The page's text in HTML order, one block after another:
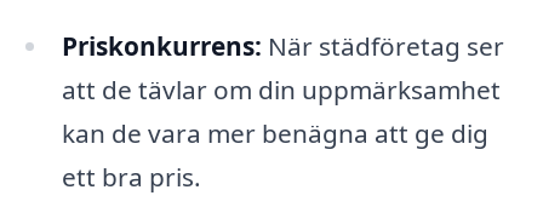
Priskonkurrens: När städföretag ser
att de tävlar om din uppmärksamhet
kan de vara mer benägna att ge dig
ett bra pris.